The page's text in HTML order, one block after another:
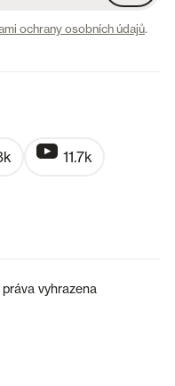
ochrany osobních údajů.
11.7k
vyhrazena